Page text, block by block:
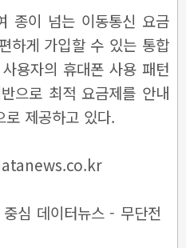
종이 넘는 이동통신 요금
하게 가입할 수 있는 통합
용자의 휴대폰 사용 패턴
으로 최적 요금제를 안내
로 제공하고 있다.
심 데이터뉴스 - 무단전